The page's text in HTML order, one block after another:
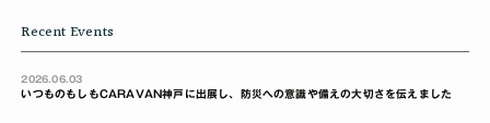
Recent Events
2026.06.03
いつものもしもCARAVAN神戸に出展し、防災への意識や備えの大切さを伝えました